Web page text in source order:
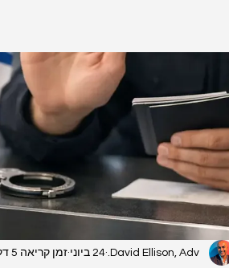
David Ellison, Adv. 24 ביוני זמן קריאה 5 דקות